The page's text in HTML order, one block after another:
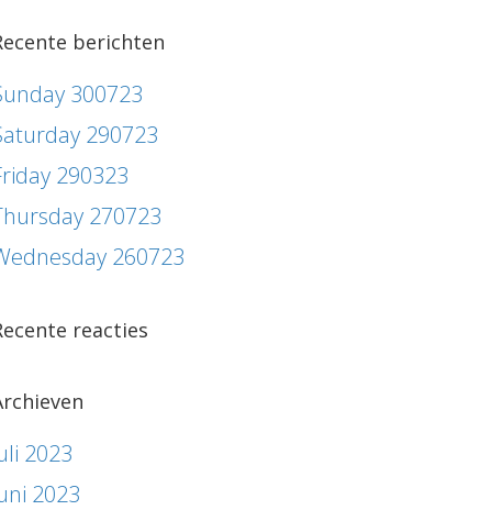
berichten
300723
290723
290323
270723
260723
reacties
2023
2023